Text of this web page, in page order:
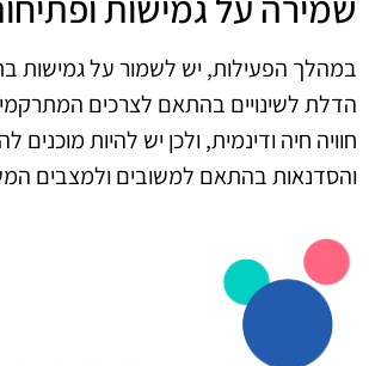
במהלך הפעילות, יש לשמור על גמישות
הדלת לשינויים בהתאם לצרכים
חוויה חיה ודינמית, ולכן יש להיות
והסדנאות בהתאם למשובים ולמצבים